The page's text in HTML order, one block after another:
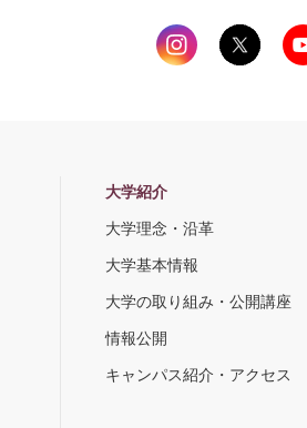
大学紹介
大学理念・沿革
大学基本情報
大学の取り組み・公開講座
情報公開
キャンパス紹介・アクセス